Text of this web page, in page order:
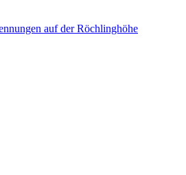
auf der Röchlinghöhe